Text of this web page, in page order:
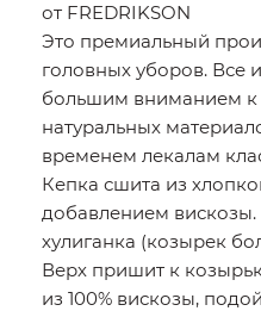
от FREDRIKSON
Это премиальный
головных уборов. Все
большим вниманием к
натуральных
временем лекалам
Кепка сшита из
добавлением
хулиганка (козырек
Верх пришит к
из 100% вискозы,